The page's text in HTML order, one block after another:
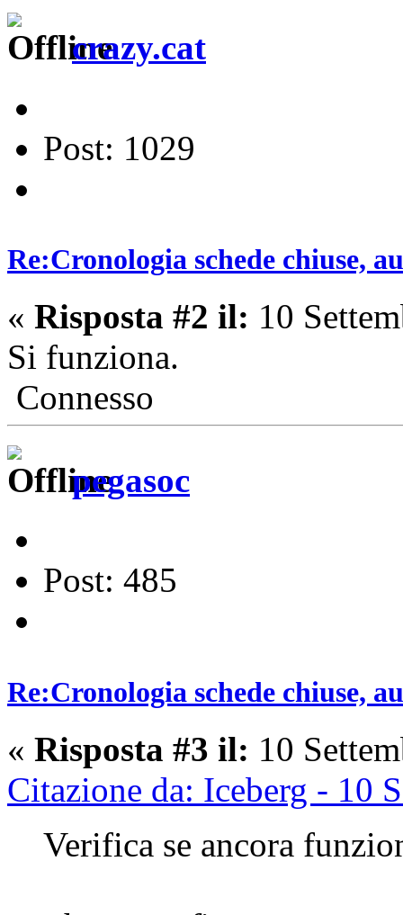
crazy.cat
Post: 1029
Re:Cronologia schede chiuse,
« Risposta #2 il: 10
Si funziona.
Connesso
pegasoc
Post: 485
Re:Cronologia schede chiuse,
« Risposta #3 il: 10
Citazione da: Iceberg - 10
Verifica se ancora